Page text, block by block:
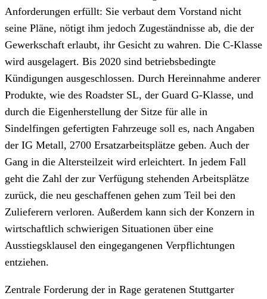
Anforderungen erfüllt: Sie verbaut dem Vorstand nicht
seine Pläne, nötigt ihm jedoch Zugeständnisse ab, die der
Gewerkschaft erlaubt, ihr Gesicht zu wahren. Die C-Klasse
wird ausgelagert. Bis 2020 sind betriebsbedingte
Kündigungen ausgeschlossen. Durch Hereinnahme anderer
Produkte, wie des Roadster SL, der Guard G-Klasse, und
durch die Eigenherstellung der Sitze für alle in
Sindelfingen gefertigten Fahrzeuge soll es, nach Angaben
der IG Metall, 2700 Ersatzarbeitsplätze geben. Auch der
Gang in die Altersteilzeit wird erleichtert. In jedem Fall
geht die Zahl der zur Verfügung stehenden Arbeitsplätze
zurück, die neu geschaffenen gehen zum Teil bei den
Zulieferern verloren. Außerdem kann sich der Konzern in
wirtschaftlich schwierigen Situationen über eine
Ausstiegsklausel den eingegangenen Verpflichtungen
entziehen.
Zentrale Forderung der in Rage geratenen Stuttgarter